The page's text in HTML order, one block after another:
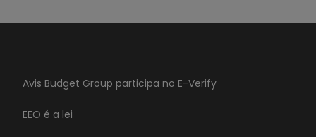
Avis Budget Group participa no E-Verify
EEO é a lei